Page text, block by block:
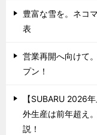
豊富な雪を。ネコ
表
営業再開へ向けて
プン！
【SUBARU 2026
外生産は前年超え
説！